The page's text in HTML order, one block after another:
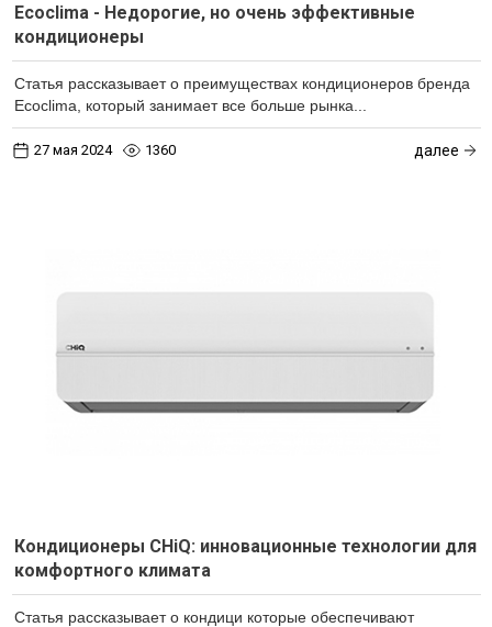
Ecoclima - Недорогие, но очень эффективные
кондиционеры
Статья рассказывает о преимуществах кондиционеров бренда
Ecoclima, который занимает все больше рынка...
27 мая 2024 1360 далее
Кондиционеры CHiQ: инновационные технологии для
комфортного климата
Статья рассказывает о кондици которые обеспечивают